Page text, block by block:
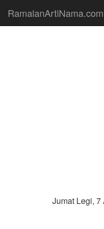
RamalanArtiNama.com
Jumat Legi,